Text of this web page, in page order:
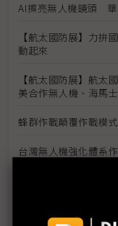
AI擦亮無人機鏡頭 華
【航太國防展】力
動起來
【航太國防展】航
美合作無人機、海馬
蜂群作戰顛覆作戰模
台灣無人機強化體系
力山布局無人機動力